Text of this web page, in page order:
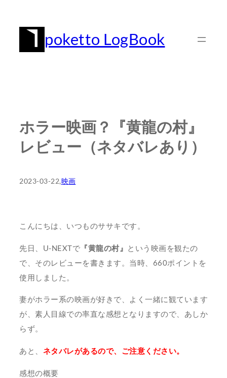
poketto LogBook
ホラー映画？『黄龍の村』
レビュー（ネタバレあり）
2023-03-22,映画
こんにちは、いつものササキです。
先日、U-NEXTで 『黄龍の村』 という映画を観たの
で、そのレビューを書きます。当時、660ポイントを
使用しました。
妻がホラー系の映画が好きで、よく一緒に観ています
が、素人目線での率直な感想となりますので、あしか
らず。
あと、 ネタバレがあるので、ご注意ください。
感想の概要